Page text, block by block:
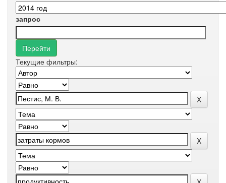
запрос
Текущие фильтры: